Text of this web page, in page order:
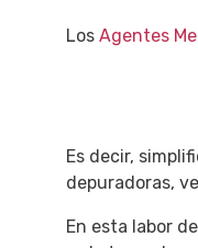
Los Agentes
Es decir,
depuradoras,
En esta labor